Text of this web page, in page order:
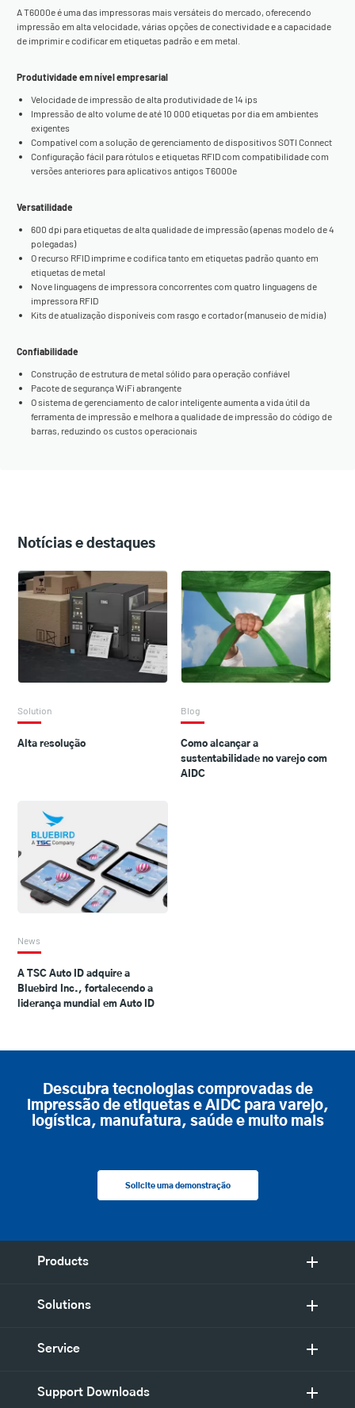
A T6000e é uma das impressoras mais versáteis do mercado, oferecendo
impressão em alta velocidade, várias opções de conectividade e a capacidade
de imprimir e codificar em etiquetas padrão e em metal.
Produtividade em nível empresarial
Velocidade de impressão de alta produtividade de 14 ips
Impressão de alto volume de até 10 000 etiquetas por dia em ambientes
exigentes
Compatível com a solução de gerenciamento de dispositivos SOTI Connect
Configuração fácil para rótulos e etiquetas RFID com compatibilidade com
versões anteriores para aplicativos antigos T6000e
Versatilidade
600 dpi para etiquetas de alta qualidade de impressão (apenas modelo de 4
polegadas)
O recurso RFID imprime e codifica tanto em etiquetas padrão quanto em
etiquetas de metal
Nove linguagens de impressora concorrentes com quatro linguagens de
impressora RFID
Kits de atualização disponíveis com rasgo e cortador (manuseio de mídia)
Confiabilidade
Construção de estrutura de metal sólido para operação confiável
Pacote de segurança WiFi abrangente
O sistema de gerenciamento de calor inteligente aumenta a vida útil da
ferramenta de impressão e melhora a qualidade de impressão do código de
barras, reduzindo os custos operacionais
Notícias e destaques
Solution
Alta resolução
Blog
Como alcançar a
sustentabilidade no varejo com
AIDC
News
A TSC Auto ID adquire a
Bluebird Inc., fortalecendo a
liderança mundial em Auto ID
Descubra tecnologias comprovadas de
impressão de etiquetas e AIDC para varejo,
logística, manufatura, saúde e muito mais
Solicite uma demonstração
Products
Solutions
Service
Support Downloads